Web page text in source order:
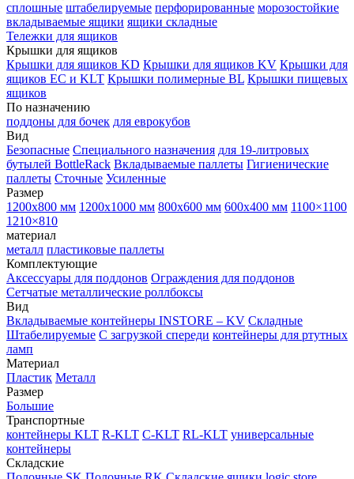
сплошные штабелируемые перфорированные морозостойкие
вкладываемые ящики ящики складные
Тележки для ящиков
Крышки для ящиков
Крышки для ящиков KD Крышки для ящиков KV Крышки для
ящиков EC и KLT Крышки полимерные BL Крышки пищевых
ящиков
По назначению
поддоны для бочек для еврокубов
Вид
Безопасные Специального назначения для 19-литровых
бутылей BottleRack Вкладываемые паллеты Гигиенические
паллеты Сточные Усиленные
Размер
1200х800 мм 1200х1000 мм 800х600 мм 600х400 мм 1100×1100
1210×810
материал
металл пластиковые паллеты
Комплектующие
Аксессуары для поддонов Ограждения для поддонов
Сетчатые металлические роллбоксы
Вид
Вкладываемые контейнеры INSTORE – KV Складные
Штабелируемые С загрузкой спереди контейнеры для ртутных
ламп
Материал
Пластик Металл
Размер
Большие
Транспортные
контейнеры KLT R-KLT C-KLT RL-KLT универсальные
контейнеры
Складские